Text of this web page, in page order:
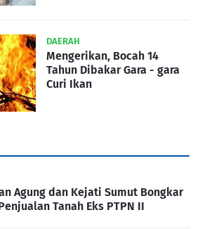
DAERAH
Mengerikan, Bocah 14
Tahun Dibakar Gara - gara
Curi Ikan
Agung dan Kejati Sumut Bongkar
Tanah Eks PTPN II